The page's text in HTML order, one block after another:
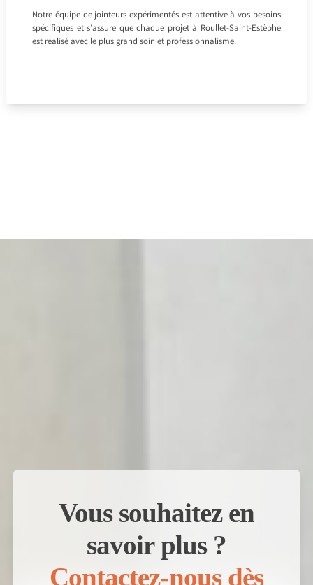
Notre équipe de jointeurs expérimentés est attentive à vos besoins
spécifiques et s’assure que chaque projet à Roullet-Saint-Estèphe
est réalisé avec le plus grand soin et professionnalisme.
Vous souhaitez en
savoir plus ?
Contactez-nous dès